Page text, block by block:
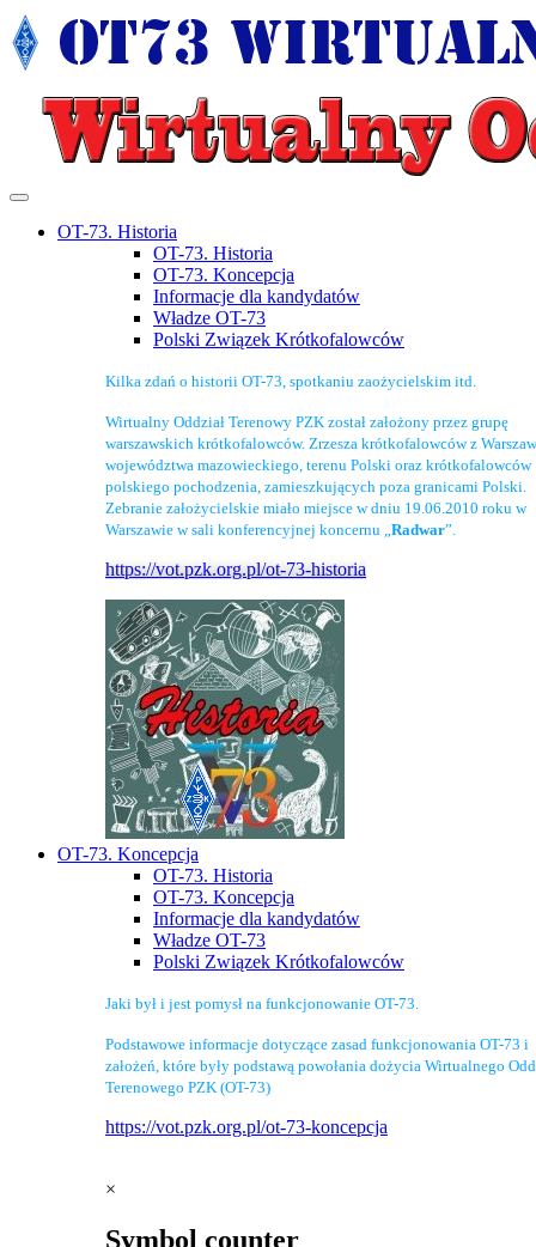
OT-73. Historia
OT-73. Historia
OT-73. Koncepcja
Informacje dla kandydatów
Władze OT-73
Polski Związek Krótkofalowców
Kilka zdań o historii OT-73, spotkaniu zaożycielskim itd.
Wirtualny Oddział Terenowy PZK został założony przez grupę
warszawskich krótkofalowców. Zrzesza krótkofalowców z
województwa mazowieckiego, terenu Polski oraz krótkofalowców
polskiego pochodzenia, zamieszkujących poza granicami Polski.
Zebranie założycielskie miało miejsce w dniu 19.06.2010 roku w
Warszawie w sali konferencyjnej koncernu „Radwar”.
https://vot.pzk.org.pl/ot-73-historia
OT-73. Koncepcja
OT-73. Historia
OT-73. Koncepcja
Informacje dla kandydatów
Władze OT-73
Polski Związek Krótkofalowców
Jaki był i jest pomysł na funkcjonowanie OT-73.
Podstawowe informacje dotyczące zasad funkcjonowania OT-73 i
założeń, które były podstawą powołania dożycia Wirtualnego
Terenowego PZK (OT-73)
https://vot.pzk.org.pl/ot-73-koncepcja
×
Symbol counter